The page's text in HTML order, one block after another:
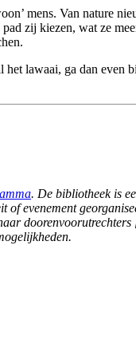
mens. Van nature
zij kiezen, wat ze
het lawaai, ga dan even
. De bibliotheek is
of evenement